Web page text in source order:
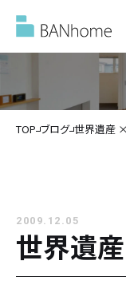
イベント情報
バンホームの家づくり
TOP ブログ 世界遺産
2009.12.05
世界遺